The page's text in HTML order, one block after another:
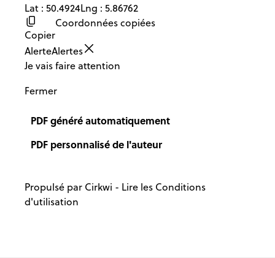
Lat : 50.4924Lng : 5.86762
Copier
Coordonnées copiées
AlerteAlertes
Je vais faire attention
Fermer
PDF généré automatiquement
PDF personnalisé de l'auteur
Propulsé par Cirkwi - Lire les Conditions
d'utilisation